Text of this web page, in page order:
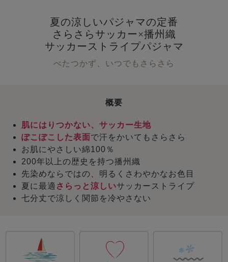
夏の涼しいパジャマの定番
さらさらサッカー×播州織
サッカーストライプパジャマ
べたつかず、いつでもさらさら
概要
肌にはりつかない、サッカー生地
ぽこぽこした表面で汗をかいてもさらさら
お肌にやさしい綿100％
200年以上の歴史を持つ播州織
先染めならではの、明るくさわやかなお色目
夏に最適 さらっと涼しいサッカーストライプ
七分丈で涼しく関節を冷やさない